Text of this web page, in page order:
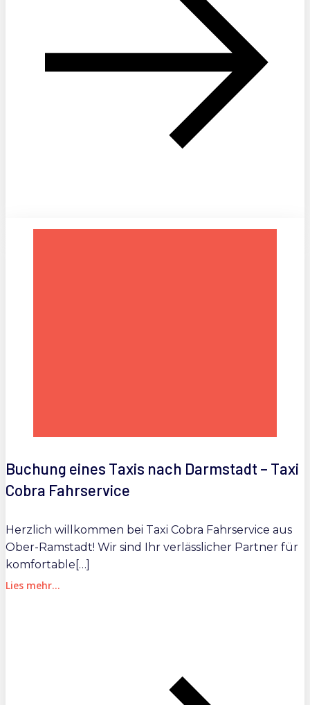
Buchung eines Taxis nach Darmstadt – Taxi
Cobra Fahrservice
Herzlich willkommen bei Taxi Cobra Fahrservice aus
Ober-Ramstadt! Wir sind Ihr verlässlicher Partner für
komfortable[…]
Lies mehr...